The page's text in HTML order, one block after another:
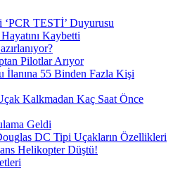
‘PCR TESTİ’ Duyurusu
Kaybetti
Pilotlar Arıyor
55 Binden Fazla Kişi
Kalkmadan Kaç Saat Önce
Geldi
DC Tipi Uçakların Özellikleri
Helikopter Düştü!